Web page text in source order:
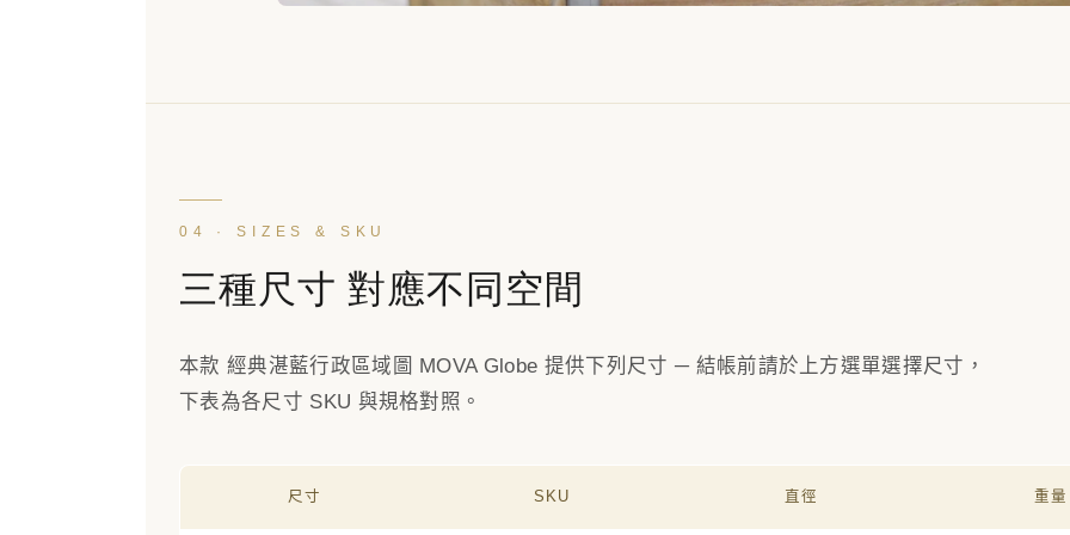
04 · SIZES & SKU
三種尺寸 對應不同空間
本款 經典湛藍行政區域圖 MOVA Globe 提供下列尺寸 ─ 結帳前請於上方選單選擇尺寸，
下表為各尺寸 SKU 與規格對照。
尺寸 SKU 直徑 重量